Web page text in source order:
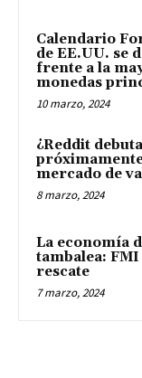
Calendario
de EE.UU. se
frente a la
monedas
10 marzo, 2024
¿Reddit
mercado de
8 marzo, 2024
La economía
tambalea: FMI
rescate
7 marzo, 2024